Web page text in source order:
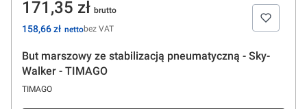
But marszowy ze stabilizacją pneumatyczną - Sky-
Walker - TIMAGO
PRODUCENT
TIMAGO
Cena
171,35 zł
Cena
158,66 zł bez VAT